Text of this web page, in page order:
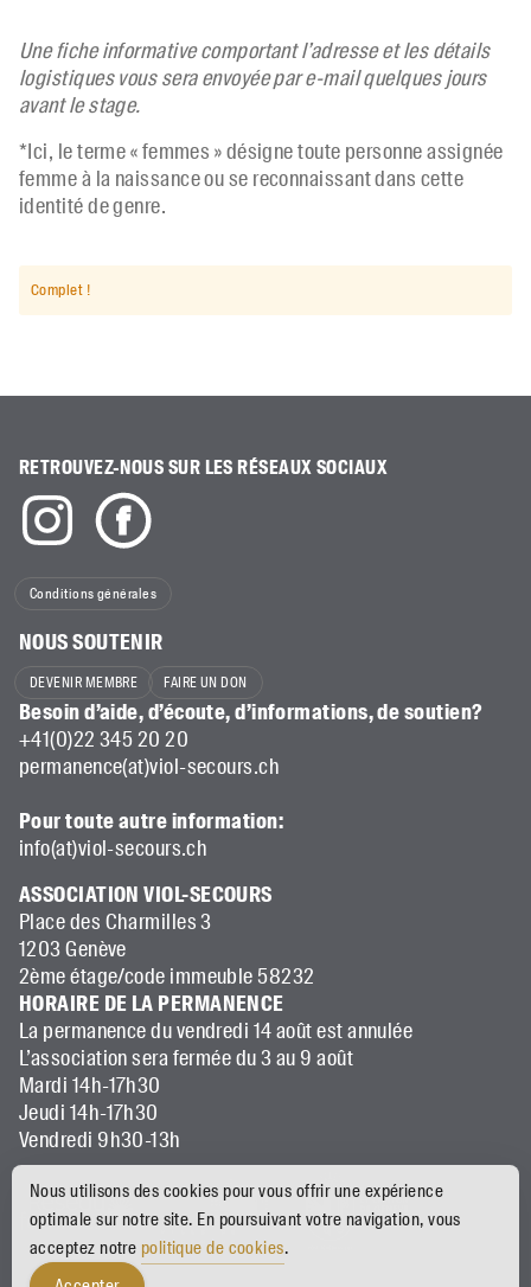
Une fiche informative comportant l’adresse et les détails
logistiques vous sera envoyée par e-mail quelques jours
avant le stage.
*Ici, le terme « femmes » désigne toute personne assignée
femme à la naissance ou se reconnaissant dans cette
identité de genre.
Complet !
RETROUVEZ-NOUS SUR LES RÉSEAUX SOCIAUX
Conditions générales
NOUS SOUTENIR
DEVENIR MEMBRE FAIRE UN DON
Besoin d’aide, d’écoute, d’informations, de soutien?
+41(0)22 345 20 20
permanence(at)viol-secours.ch
Pour toute autre information:
info(at)viol-secours.ch
ASSOCIATION VIOL-SECOURS
Place des Charmilles 3
1203 Genève
2ème étage/code immeuble 58232
HORAIRE DE LA PERMANENCE
La permanence du vendredi 14 août est annulée
L’association sera fermée du 3 au 9 août
Mardi 14h-17h30
Jeudi 14h-17h30
Vendredi 9h30-13h
made with ♡ byclaudia ndebele
Nous utilisons des cookies pour vous offrir une expérience
optimale sur notre site. En poursuivant votre navigation, vous
acceptez notre politique de cookies.